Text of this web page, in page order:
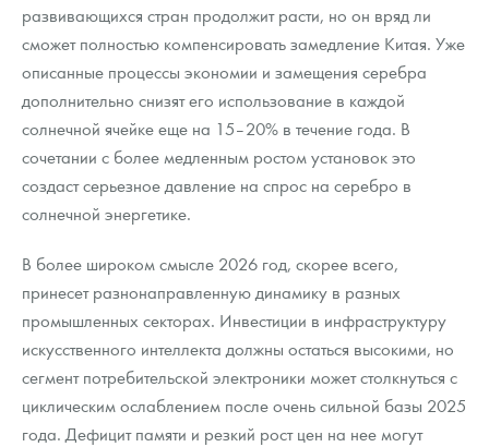
развивающихся стран продолжит расти, но он вряд ли
сможет полностью компенсировать замедление Китая. Уже
описанные процессы экономии и замещения серебра
дополнительно снизят его использование в каждой
солнечной ячейке еще на 15–20% в течение года. В
сочетании с более медленным ростом установок это
создаст серьезное давление на спрос на серебро в
солнечной энергетике.
В более широком смысле 2026 год, скорее всего,
принесет разнонаправленную динамику в разных
промышленных секторах. Инвестиции в инфраструктуру
искусственного интеллекта должны остаться высокими, но
сегмент потребительской электроники может столкнуться с
циклическим ослаблением после очень сильной базы 2025
года. Дефицит памяти и резкий рост цен на нее могут